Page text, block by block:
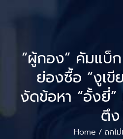
“ผู้กอง” คัมแบ็ก
ย่องซื้อ “งูเขี
งัดข้อหา “อั้งยี่
ตึง
Home / ถกไ